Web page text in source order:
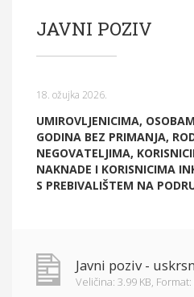
Vijesti
Općina Hrvace
Općinska tijela
Dokumenti
JAVNI POZIV
18. ožujka 2026.
UMIROVLJENICIMA,
GODINA BEZ PRIMANJA,
NEGOVATELJIMA,
NAKNADE I KORISNICIMA
S PREBIVALIŠTEM NA
Javni poziv -
Veličina: 3.99 KB,